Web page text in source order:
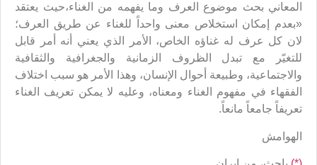
المعاني بحث موضوع العرف وما يفهمه من الغناء،حيث يعتقد
«بعدم إمكان استخلاص معنى واحداً للغناء عن طريق العرف؛
لان كل عرف له غناؤه الخاص، الأمر الذي يعني أنه أمر قابل
للتغيّر مع تبدل الظروف الزمانية والجغرافية والثقافية
والاجتماعية، وطبيعة أحوال الإنسان، وهذا الأمر هو سبب اختلاف
الفقهاء في مفهوم الغناء ومعناه، وعليه لا يمكن تعريف الغناء
تعريفاً جامعاً مانعاً.
الهوامش